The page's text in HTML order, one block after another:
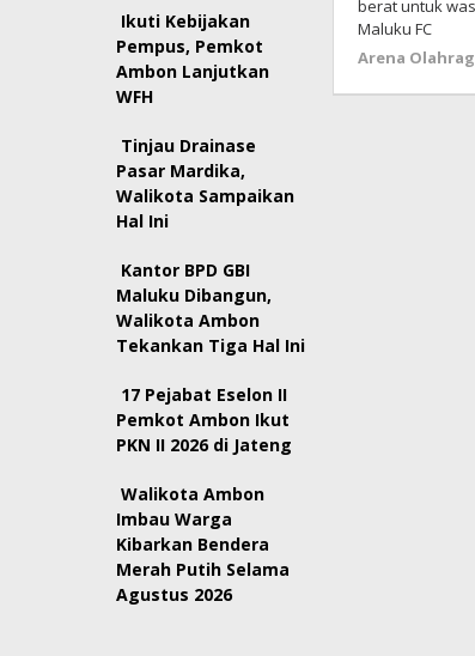
Ikuti Kebijakan
Pempus, Pemkot
Ambon Lanjutkan
WFH
Tinjau Drainase
Pasar Mardika,
Walikota Sampaikan
Hal Ini
Kantor BPD GBI
Maluku Dibangun,
Walikota Ambon
Tekankan Tiga Hal Ini
17 Pejabat Eselon II
Pemkot Ambon Ikut
PKN II 2026 di Jateng
Walikota Ambon
Imbau Warga
Kibarkan Bendera
Merah Putih Selama
Agustus 2026
berat untuk
Maluku FC
Arena